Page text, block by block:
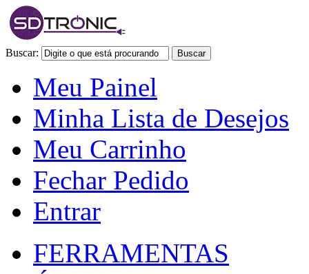
Buscar: Buscar
Meu Painel
Minha Lista de Desejos
Meu Carrinho
Fechar Pedido
Entrar
FERRAMENTAS